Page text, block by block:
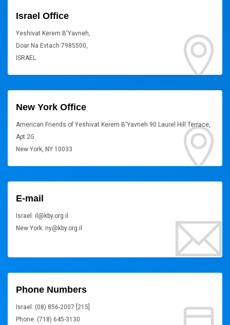
Israel Office
Yeshivat Kerem B'Yavneh,
Doar Na Evtach 7985500,
ISRAEL
New York Office
American Friends of Yeshivat Kerem B'Yavneh 90 Laurel Hill Terrace,
Apt 2G
New York, NY 10033
E-mail
Israel: il@kby.org.il
New York: ny@kby.org.il
Phone Numbers
Israel: (08) 856-2007 [215]
Phone: (718) 645-3130